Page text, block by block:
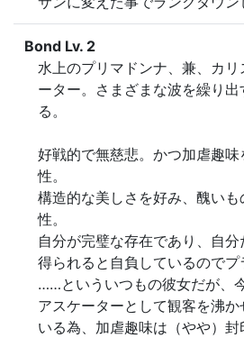
Bond Lv. 2
水上のプリマドンナ、兼、カ
ーター。さまざまな波を繰り
る。
好戦的で無慈悲。かつ加虐趣
性。
構造的な美しさを好み、醜い
性。
自分が完璧な存在であり、自
得られると自負しているのでプ
……といういつもの彼女だが、
アスケーターとして観客を沸
いる為、加虐趣味は（やや）封